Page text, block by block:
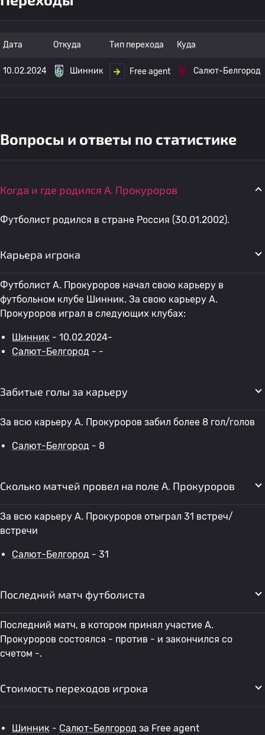
Дата Откуда Тип перехода Куда
10.02.2024 Шинник Free agent Салют-Белгород
Вопросы и ответы по статистике
Когда и где родился A. Прокуроров
Футболист родился в стране Россия (30.01.2002).
Карьера игрока
Футболист A. Прокуроров начал свою карьеру в
футбольном клубе Шинник. За свою карьеру A.
Прокуроров играл в следующих клубах:
Шинник - 10.02.2024-
Салют-Белгород - -
Забитые голы за карьеру
За всю карьеру A. Прокуроров забил более 8 гол/голов
Салют-Белгород - 8
Сколько матчей провел на поле A. Прокуроров
За всю карьеру A. Прокуроров отыграл 31 встреч/
встречи
Салют-Белгород - 31
Последний матч футболиста
Последний матч, в котором принял участие A.
Прокуроров состоялся - против - и закончился со
счетом -.
Стоимость переходов игрока
Шинник - Салют-Белгород за Free agent